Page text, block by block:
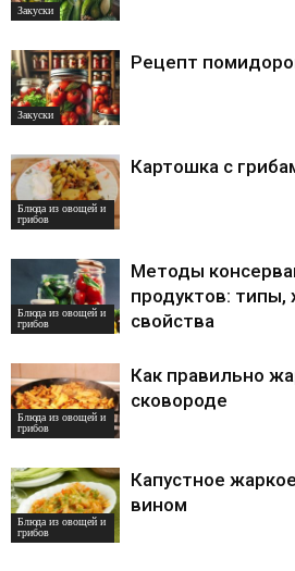
Закуски
Закуски
Рецепт
Блюда из овощей и
грибов
Картошка с
Блюда из овощей и
грибов
Методы
продуктов: типы,
свойства
Блюда из овощей и
грибов
Как правильно
сковороде
Блюда из овощей и
грибов
Капустное
вином